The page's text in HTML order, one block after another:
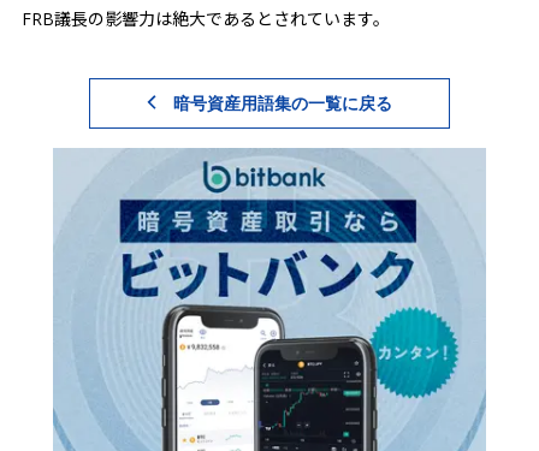
FRB議長の影響力は絶大であるとされています。
暗号資産用語集の一覧に戻る